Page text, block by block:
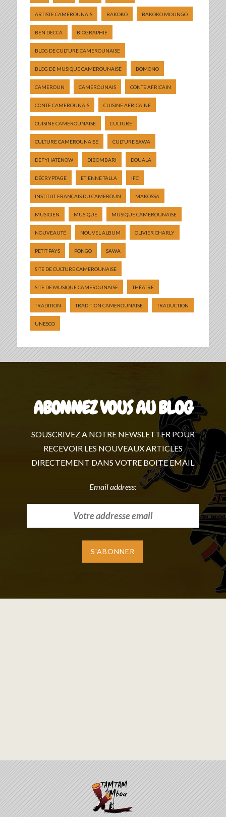
ARTISTE CAMEROUNAIS BAKOKO BAKOKO MOUNGO
BEN DECCA BIOGRAPHIE
BLOG DE CULTURE CAMEROUNAISE
BLOG DE MUSIQUE CAMEROUNAISE BOMONO
CAMEROUN CAMEROUNAIS CONTE AFRICAIN
CONTE CAMEROUNAIS CUISINE AFRICAINE
CUISINE CAMEROUNAISE CULTURE
CULTURE CAMEROUNAISE CULTURE SAWA
DEFYHATENOW DIBOMBARI DOUALA
DÉCRYPTAGE ETIENNE TALLA IFC
INSTITUT FRANÇAIS DU CAMEROUN MAKOSSA
MUSICIEN MUSIQUE MUSIQUE CAMEROUNAISE
NOUVEAUTÉ NOUVEL ALBUM OLIVIER CHARLY
PETIT PAYS PONGO SAWA
SITE DE CULTURE CAMEROUNAISE
SITE DE MUSIQUE CAMEROUNAISE THÉATRE
TRADITION TRADITION CAMEROUNAISE TRADUCTION
UNESCO
ABONNEZ VOUS AU BLOG
SOUSCRIVEZ A NOTRE NEWSLETTER POUR
RECEVOIR LES NOUVEAUX ARTICLES
DIRECTEMENT DANS VOTRE BOITE EMAIL
Email address: